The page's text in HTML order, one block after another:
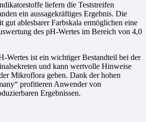
liefern die Teststreifen
ein aussagekräftiges Ergebnis. Die
gut ablesbarer Farbskala ermöglichen eine
des pH-Wertes im Bereich von 4,0
Wertes ist ein wichtiger Bestandteil bei der
und kann wertvolle Hinweise
Mikroflora geben. Dank der hohen
profitieren Anwender von
Ergebnissen.